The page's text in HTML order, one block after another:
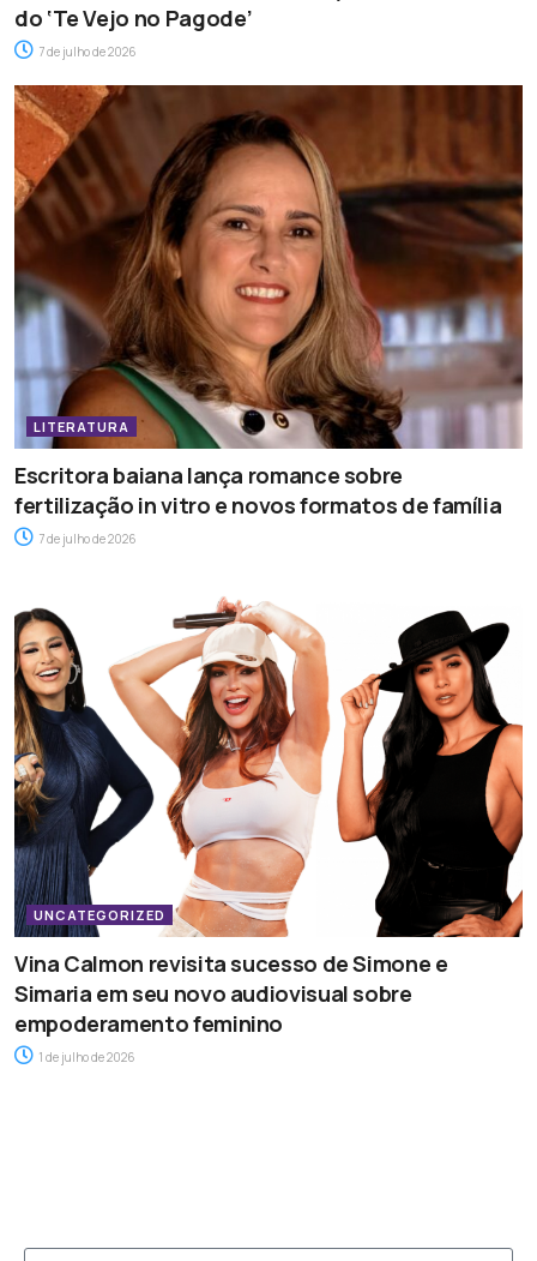
do ‘Te Vejo no Pagode’
7 de julho de 2026
LITERATURA
Escritora baiana lança romance sobre
fertilização in vitro e novos formatos de família
7 de julho de 2026
UNCATEGORIZED
Vina Calmon revisita sucesso de Simone e
Simaria em seu novo audiovisual sobre
empoderamento feminino
1 de julho de 2026